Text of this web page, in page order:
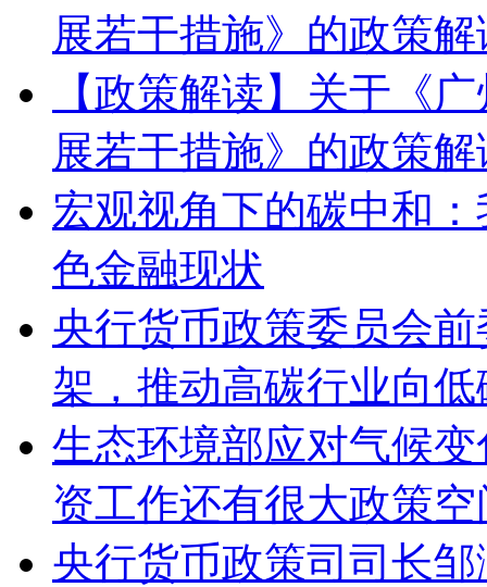
展若干措施》的政策解
【政策解读】关于《
展若干措施》的政策解
宏观视角下的碳中和
色金融现状
央行货币政策委员会
架，推动高碳行业向
生态环境部应对气候
资工作还有很大政策空
央行货币政策司司长